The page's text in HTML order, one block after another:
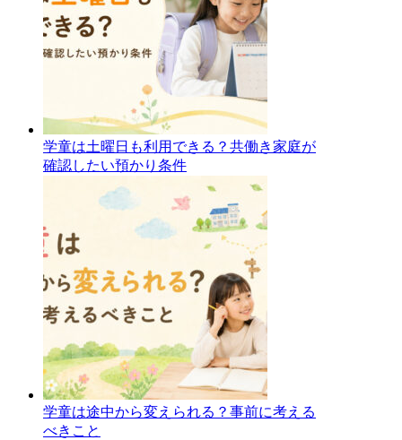
学童は土曜日も利用できる？共働き家庭が
確認したい預かり条件
学童は途中から変えられる？事前に考える
べきこと